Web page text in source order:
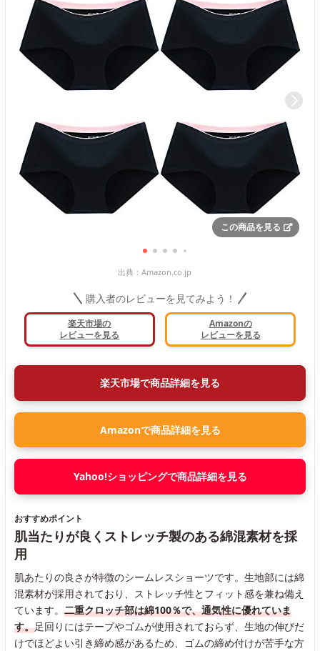
この商品を見る
出典： Amazon.co.jp
購入者のレビューを見てみよう！
楽天市場の
レビューを見る
Amazonの
レビューを見る
楽天市場で商品詳細を見る
Amazonで商品詳細を見る
Yahoo!ショッピングで商品詳細を見る
おすすめポイント
肌当たりが良くストレッチ製のある綿混素材を採
用
肌あたりの良さが特徴のシームレスショーツです。生地部には綿
混素材が採用されており、ストレッチ性とフィット感を兼ね備え
ています。 二重クロッチ部は綿100％で、通気性に優れていま
す。足回りにはテープやゴムが使用されておらず、生地の伸びだ
けでほどよい引き締め感があるため、ゴムの締め付けが苦手な方